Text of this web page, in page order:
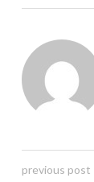
previous post